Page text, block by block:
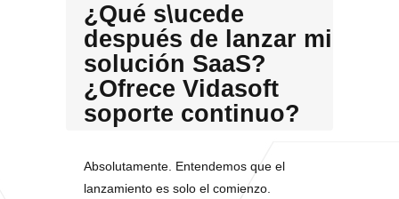
¿Qué s\ucede
después de lanzar mi
solución SaaS?
¿Ofrece Vidasoft
soporte continuo?
Absolutamente. Entendemos que el
lanzamiento es solo el comienzo.